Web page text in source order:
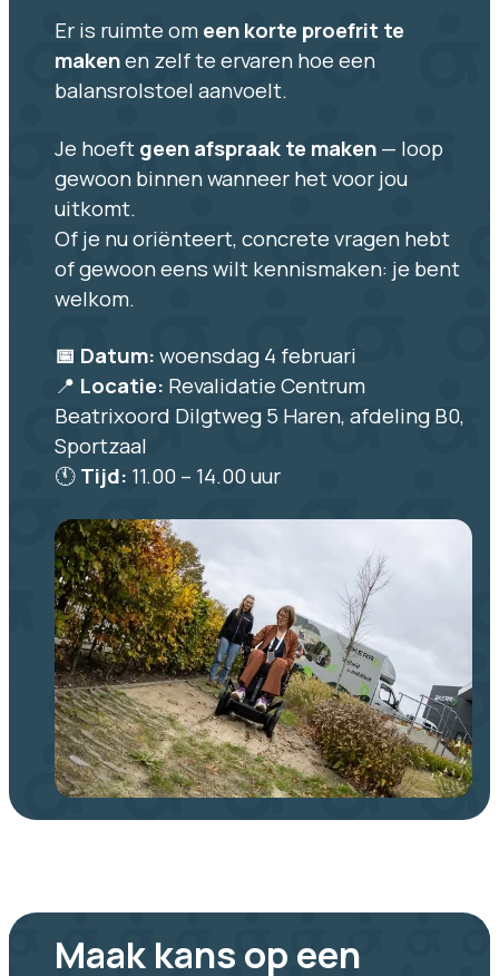
Er is ruimte omeen korte proefrit te
makenen zelf te ervaren hoe een
balansrolstoel aanvoelt.
Je hoeftgeen afspraak te maken— loop
gewoon binnen wanneer het voor jou
uitkomt.
Of je nu oriënteert, concrete vragen hebt
of gewoon eens wilt kennismaken: je bent
welkom.
📅 Datum:woensdag 4 februari
📍 Locatie: Revalidatie Centrum
Beatrixoord Dilgtweg 5 Haren, afdeling B0,
Sportzaal
🕚Tijd: 11.00 – 14.00 uur
Maak kans op een